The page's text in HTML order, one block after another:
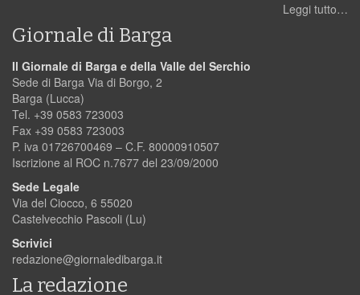
Leggi tutto…
Giornale di Barga
Il Giornale di Barga e della Valle del Serchio
Sede di Barga Via di Borgo, 2
Barga (Lucca)
Tel. +39 0583 723003
Fax +39 0583 723003
P. iva 01726700469 – C.F. 80000910507
Iscrizione al ROC n.7677 del 23/09/2000
Sede Legale
Via del Ciocco, 6 55020
Castelvecchio Pascoli (Lu)
Scrivici
redazione@giornaledibarga.it
La redazione